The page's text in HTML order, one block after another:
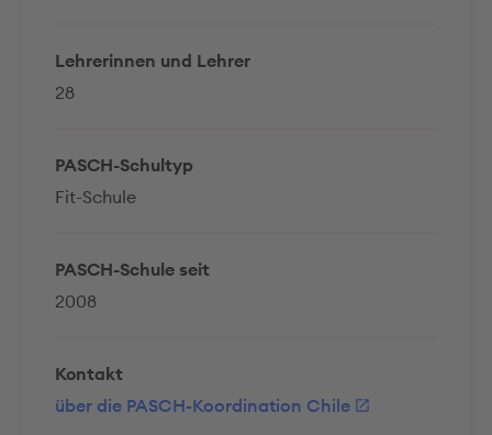
Lehrerinnen und Lehrer
28
PASCH-Schultyp
Fit-Schule
PASCH-Schule seit
2008
Kontakt
über die PASCH-Koordination Chile